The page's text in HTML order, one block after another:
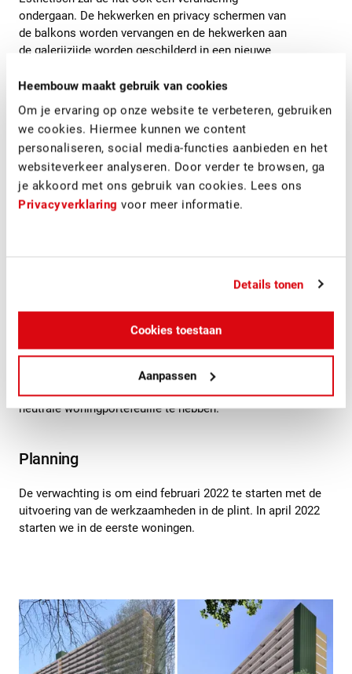
Heembouw maakt gebruik van cookies
Om je ervaring op onze website te verbeteren, gebruiken
we cookies. Hiermee kunnen we content
personaliseren, social media-functies aanbieden en het
websiteverkeer analyseren. Door verder te browsen, ga
je akkoord met ons gebruik van cookies. Lees ons
Privacyverklaring voor meer informatie.
Details tonen
Cookies toestaan
Aanpassen
ondergaan. De hekwerken en privacy schermen van
de balkons worden vervangen en de hekwerken aan
de galerijzijde worden geschilderd in een nieuwe
kunststof kozijnen krijgen een houtlook beplating.
Voor de Mozartflat maakte Heembouw Architecten
een nieuw kleurenontwerp, waar de bewoners zeer
tevreden mee zijn. Zo krijgt het complex uit 1969 een
eigentijdse look en feel.
niet alleen voor dat er minder warmte verloren gaat en de
ook geschikt om op termijn aan te kunnen sluiten op het
midden temperatuur open warmtenet Delft. Hiermee is de
Mozartflat de eerste galerijflat van Woonbron in Delft die
daar klaar voor is. Woonbron zet hiermee een belangrijke
stap in de realisatie van haar doelstelling in 2050 een CO2-
neutrale woningportefeuille te hebben.
Planning
De verwachting is om eind februari 2022 te starten met de
uitvoering van de werkzaamheden in de plint. In april 2022
starten we in de eerste woningen.